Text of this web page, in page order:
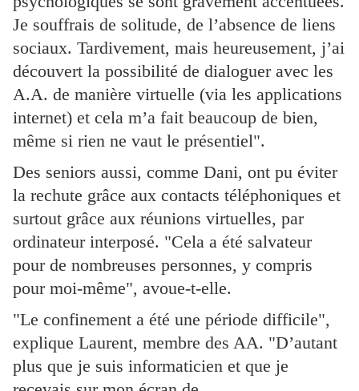
Je souffrais de solitude, de l’absence de liens
sociaux. Tardivement, mais heureusement, j’ai
découvert la possibilité de dialoguer avec les
A.A. de manière virtuelle (via les applications
internet) et cela m’a fait beaucoup de bien,
même si rien ne vaut le présentiel".
Des seniors aussi, comme Dani, ont pu éviter
la rechute grâce aux contacts téléphoniques et
surtout grâce aux réunions virtuelles, par
ordinateur interposé. "Cela a été salvateur
pour de nombreuses personnes, y compris
pour moi-même", avoue-t-elle.
"Le confinement a été une période difficile",
explique Laurent, membre des AA. "D’autant
plus que je suis informaticien et que je